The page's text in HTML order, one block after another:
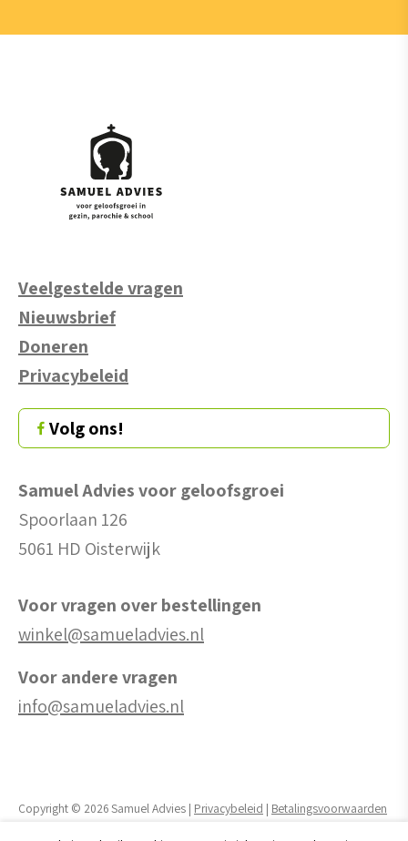
Veelgestelde vragen
Nieuwsbrief
Doneren
Privacybeleid
Volg ons!
Samuel Advies voor geloofsgroei
Spoorlaan 126
5061 HD Oisterwijk
Voor vragen over bestellingen
winkel@samueladvies.nl
Voor andere vragen
info@samueladvies.nl
Copyright © 2026 Samuel Advies | Privacybeleid | Betalingsvoorwaarden